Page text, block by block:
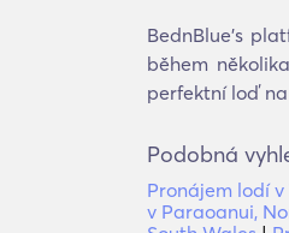
BednBlue's
během
perfektní loď
Podobná
Pronájem lodí
v Paraoanui,